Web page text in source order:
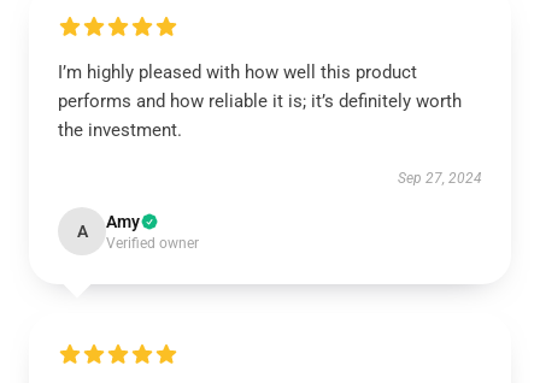
I’m highly pleased with how well this product
performs and how reliable it is; it’s definitely worth
the investment.
Sep 27, 2024
A Amy
Verified owner